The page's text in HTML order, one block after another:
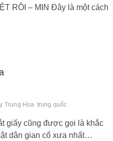
RỒI – MIN Đây là một cách
Trung Hoa trung quốc
giấy cũng được gọi là khắc
dân gian cổ xưa nhất…